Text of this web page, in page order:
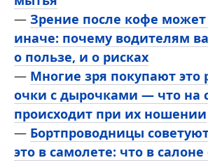
— Зрение после кофе может
иначе: почему водителям
о пользе, и о рисках
— Многие зря покупают это
очки с дырочками — что на
происходит при их ношении
— Бортпроводницы
это в самолете: что в салоне